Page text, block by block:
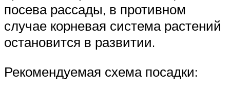
посева рассады, в противном
случае корневая система растений
остановится в развитии.
Рекомендуемая схема посадки: